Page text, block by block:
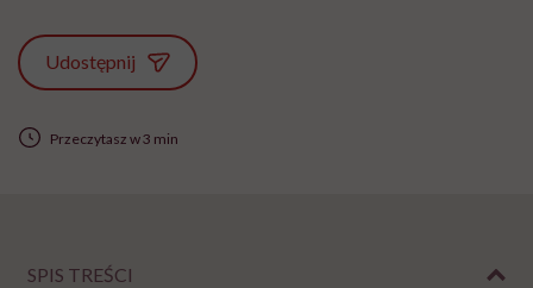
Udostępnij
Przeczytasz w 3 min
SPIS TREŚCI